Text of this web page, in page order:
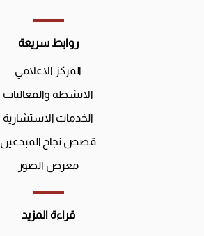
روابط سريعة
المركز الاعلامي
الانشطة والفعاليات
الخدمات الاستشارية
قصص نجاح المبدعين
معرض الصور
قراءة المزيد